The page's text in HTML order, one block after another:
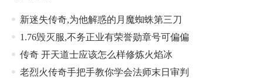
新迷失传奇,为他解惑的月魔蜘蛛第三刀
1.76毁灭服,不务正业有荣誉勋章号可偏偏
传奇 开天道士应该怎么样修炼火焰冰
老烈火传奇手把手教你学会法师末日审判